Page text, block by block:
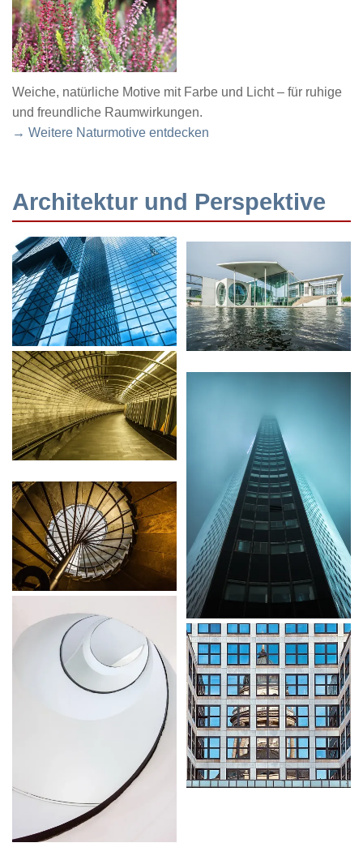
Weiche, natürliche Motive mit Farbe und Licht – für ruhige
und freundliche Raumwirkungen.
→ Weitere Naturmotive entdecken
Architektur und Perspektive